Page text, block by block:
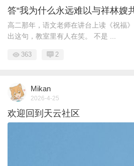
答“我为什么永远难以与祥林嫂
高二那年，语文老师在讲台上读《祝福
出这句，教室里有人在笑。 不是 ...
363 2
Mikan
2026-4-25
欢迎回到天云社区